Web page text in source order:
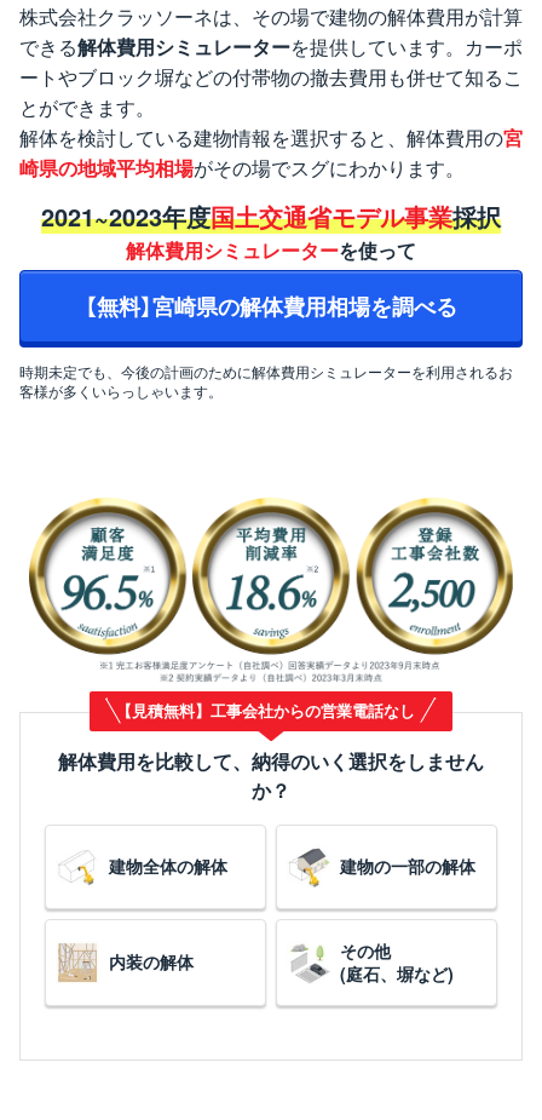
株式会社クラッソーネは、その場で建物の解体費用が計算
できる解体費用シミュレーターを提供しています。カーポ
ートやブロック塀などの付帯物の撤去費用も併せて知るこ
とができます。
解体を検討している建物情報を選択すると、解体費用の宮
崎県の地域平均相場がその場でスグにわかります。
2021~2023年度国土交通省モデル事業採択
解体費用シミュレーターを使って
【無料】宮崎県の解体費用相場を調べる
時期未定でも、今後の計画のために解体費用シミュレーターを利用されるお
客様が多くいらっしゃいます。
【見積無料】工事会社からの営業電話なし
解体費用を比較して、納得のいく選択をしません
か？
建物全体の解体 建物の一部の解体
内装の解体
その他
(庭石、塀など)